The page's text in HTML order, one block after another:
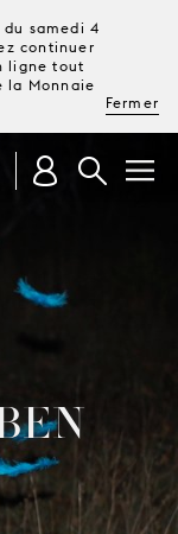
du samedi 4
continuer
ligne tout
la Monnaie
Fermer
&